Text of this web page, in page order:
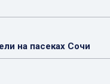
на пасеках Сочи